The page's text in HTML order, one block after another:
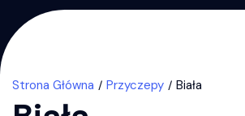
Strona Główna Przyczepy Biała